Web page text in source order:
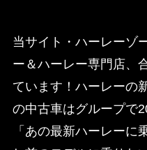
当サイト・ハーレーゾ
ー＆ハーレー専門店、
ています！ハーレーの
の中古車はグループで
「あの最新ハーレーに